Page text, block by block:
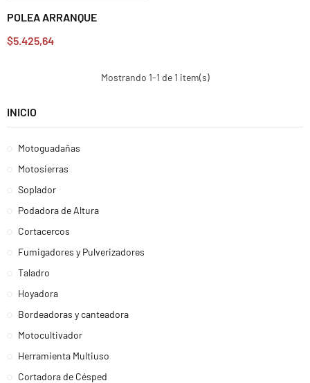
POLEA ARRANQUE
$5.425,64
Mostrando 1-1 de 1 item(s)
INICIO
Motoguadañas
Motosierras
Soplador
Podadora de Altura
Cortacercos
Fumigadores y Pulverizadores
Taladro
Hoyadora
Bordeadoras y canteadora
Motocultivador
Herramienta Multiuso
Cortadora de Césped